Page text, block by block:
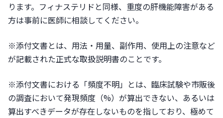
ります。フィナステリドと同様、重度の肝機能障害がある
方は事前に医師に相談してください。
※添付文書とは、用法・用量、副作用、使用上の注意など
が記載された正式な取扱説明書のことです。
※添付文書における「頻度不明」とは、臨床試験や市販後
の調査において発現頻度（%）が算出できない、あるいは
算出すべきデータが存在しないものを指しており、極めて